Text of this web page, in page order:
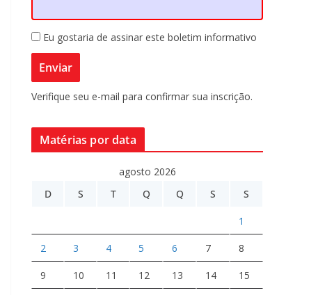
Eu gostaria de assinar este boletim informativo
Verifique seu e-mail para confirmar sua inscrição.
Matérias por data
agosto 2026
D
S T Q Q S S
1
2 3 4 5 6 7 8
9 10 11 12 13 14 15